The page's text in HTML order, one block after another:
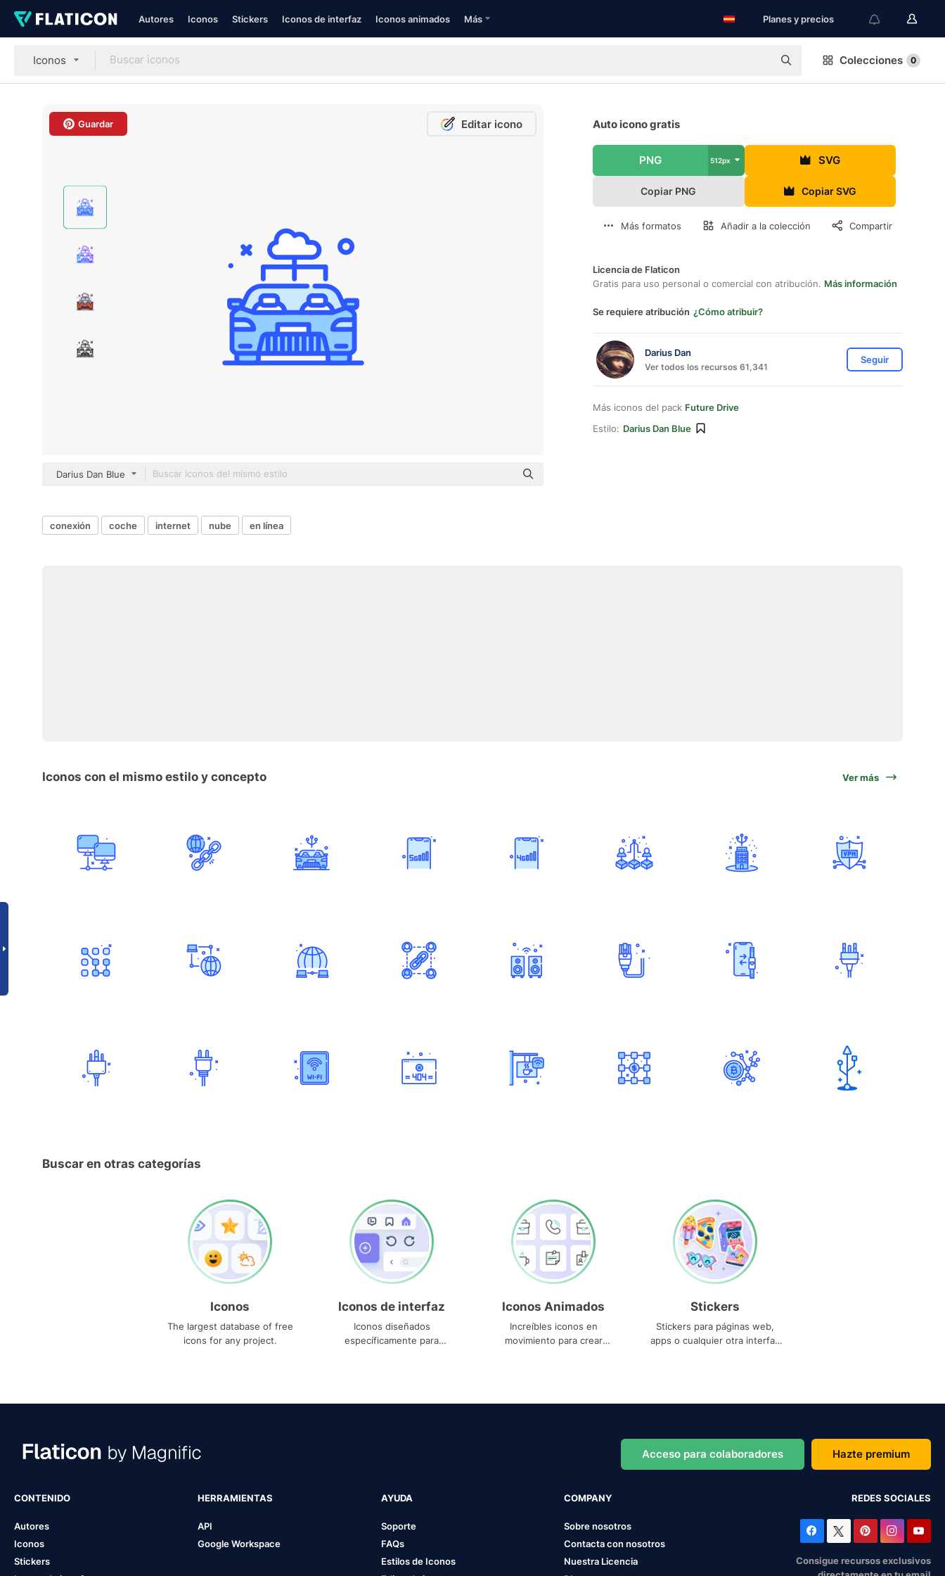
Autores Iconos Stickers Iconos de interfaz Iconos animados Más Planes y precios
Iconos Colecciones 0
Guardar Editar icono
Darius Dan Blue
Auto icono gratis
PNG 512px SVG
Copiar PNG Copiar SVG
Más formatos Añadir a la colección Compartir
Licencia de Flaticon
Gratis para uso personal o comercial con atribución. Más información
Se requiere atribución ¿Cómo atribuir?
Darius Dan
Ver todos los recursos 61,341
Seguir
Más iconos del pack Future Drive
Estilo: Darius Dan Blue
conexión coche internet nube en línea
Iconos con el mismo estilo y concepto Ver más
Buscar en otras categorías
Iconos
The largest database of free
icons for any project.
Iconos de interfaz
Iconos diseñados
específicamente para
Iconos Animados
Increíbles iconos en
movimiento para crear
Stickers
Stickers para páginas web,
apps o cualquier otra interfaz
Acceso para colaboradores Hazte premium
CONTENIDO
Autores
Iconos
Stickers
HERRAMIENTAS
API
Google Workspace
AYUDA
Soporte
FAQs
Estilos de Iconos
COMPANY
Sobre nosotros
Contacta con nosotros
Nuestra Licencia
REDES SOCIALES
Consigue recursos exclusivos